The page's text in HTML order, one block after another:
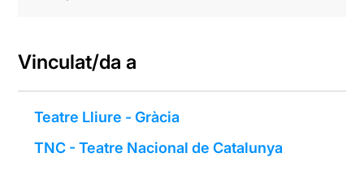
Vinculat/da a
Teatre Lliure - Gràcia
TNC - Teatre Nacional de Catalunya